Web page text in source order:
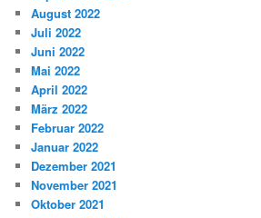
August 2022
Juli 2022
Juni 2022
Mai 2022
April 2022
März 2022
Februar 2022
Januar 2022
Dezember 2021
November 2021
Oktober 2021